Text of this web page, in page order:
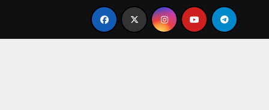
Necklaces Transform Every Outfit and Occasion